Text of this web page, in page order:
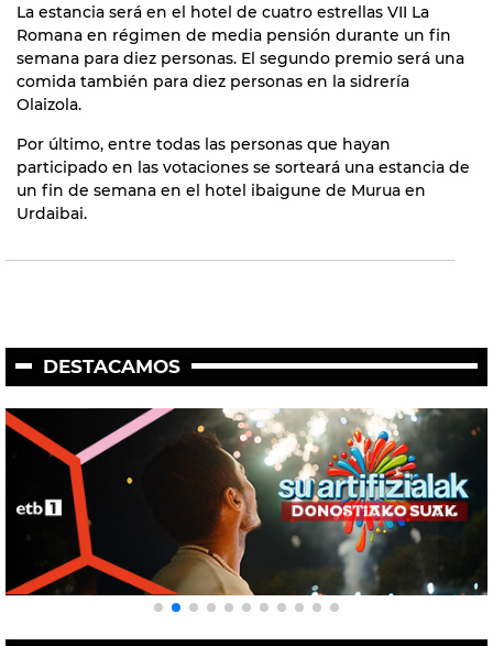
La estancia será en el hotel de cuatro estrellas VII La
Romana en régimen de media pensión durante un fin
semana para diez personas. El segundo premio será una
comida también para diez personas en la sidrería
Olaizola.
Por último, entre todas las personas que hayan
participado en las votaciones se sorteará una estancia de
un fin de semana en el hotel ibaigune de Murua en
Urdaibai.
DESTACAMOS